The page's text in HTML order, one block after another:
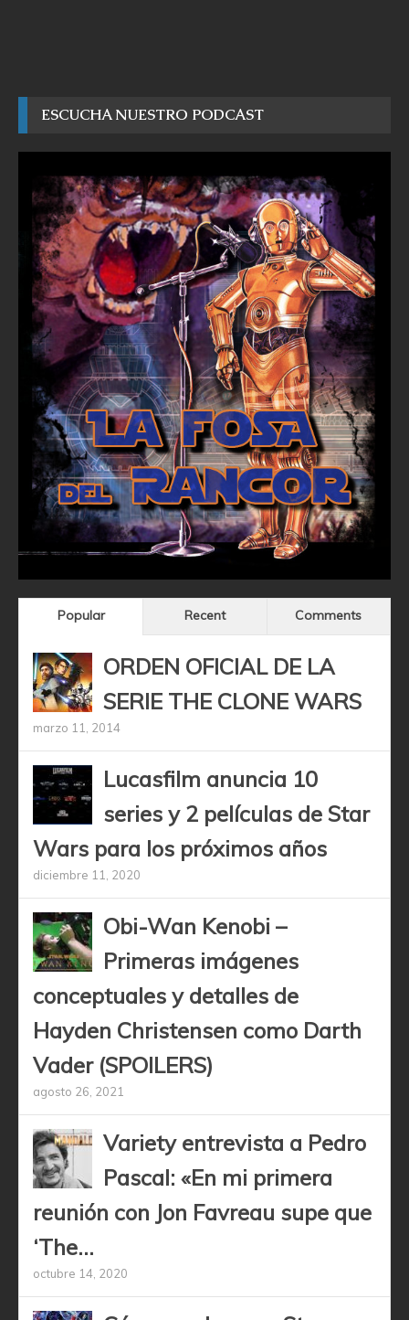
ESCUCHA NUESTRO PODCAST
Popular Recent Comments
ORDEN OFICIAL DE LA
SERIE THE CLONE WARS
marzo 11, 2014
Lucasfilm anuncia 10
series y 2 películas de Star
Wars para los próximos años
diciembre 11, 2020
Obi-Wan Kenobi –
Primeras imágenes
conceptuales y detalles de
Hayden Christensen como Darth
Vader (SPOILERS)
agosto 26, 2021
Variety entrevista a Pedro
Pascal: «En mi primera
reunión con Jon Favreau supe que
‘The...
octubre 14, 2020